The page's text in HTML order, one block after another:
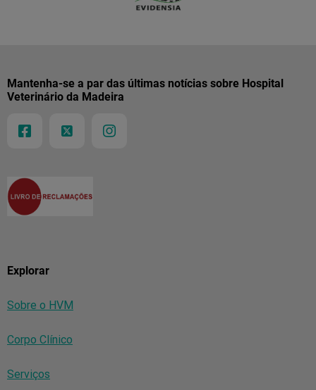
Explorar
Sobre o HVM
Corpo Clínico
Serviços
Mantenha-se a par das últimas notícias sobre Hospital
Veterinário da Madeira